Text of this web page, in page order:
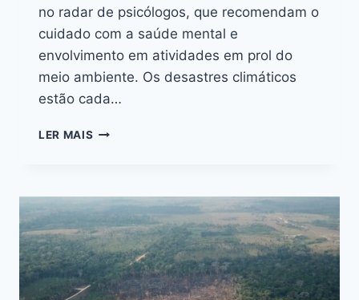
no radar de psicólogos, que recomendam o
cuidado com a saúde mental e
envolvimento em atividades em prol do
meio ambiente. Os desastres climáticos
estão cada…
LER MAIS